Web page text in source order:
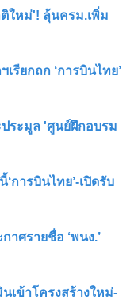
ใหม่'! ลุ้นครม.เพิ่ม
รียกถก ‘การบินไทย’
ระมูล 'ศูนย์ฝึกอบรม
ารบินไทย’-เปิดรับ
าศรายชื่อ ‘พนง.’
นเข้าโครงสร้างใหม่-